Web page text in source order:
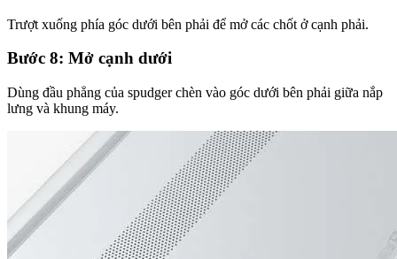
Trượt xuống phía góc dưới bên phải để mở các chốt ở cạnh phải.
Bước 8: Mở cạnh dưới
Dùng đầu phẳng của spudger chèn vào góc dưới bên phải giữa nắp
lưng và khung máy.